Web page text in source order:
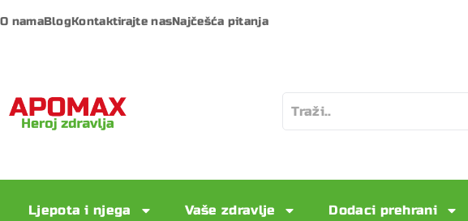
O namaBlogKontaktirajte nasNajčešća pitanja
Ljepota i njega Vaše zdravlje Dodaci prehrani